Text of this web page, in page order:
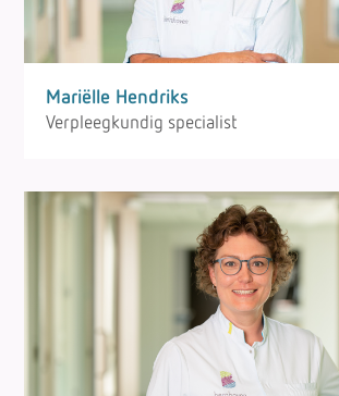
Mariëlle Hendriks
Verpleegkundig specialist